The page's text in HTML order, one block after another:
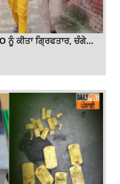
ਨੂੰ ਕੀਤਾ ਗ੍ਰਿਫਤਾਰ, ਚੰਗੇ...